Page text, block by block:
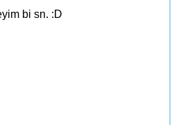
bi sn. :D